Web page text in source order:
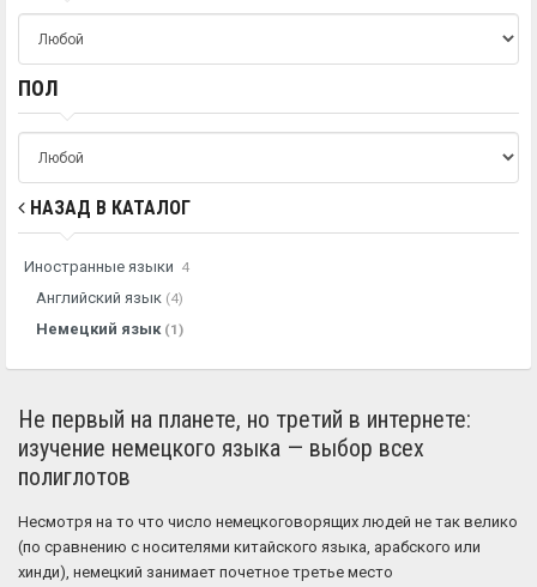
ПОЛ
НАЗАД В КАТАЛОГ
Иностранные языки 4
Английский язык (4)
Немецкий язык (1)
Не первый на планете, но третий в интернете:
изучение немецкого языка — выбор всех
полиглотов
Несмотря на то что число немецкоговорящих людей не так велико
(по сравнению с носителями китайского языка, арабского или
хинди), немецкий занимает почетное третье место